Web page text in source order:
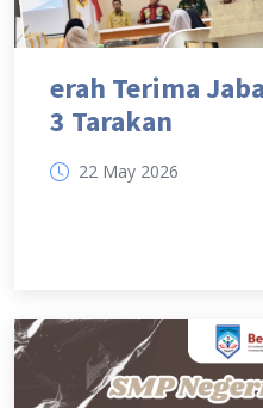
erah Terima
3 Tarakan
22 May 2026